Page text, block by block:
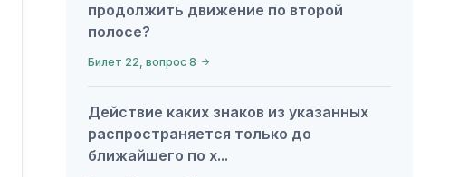
продолжить движение по второй
полосе?
Билет 22, вопрос 8
Действие каких знаков из указанных
распространяется только до
ближайшего по х...